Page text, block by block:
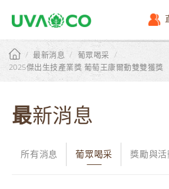
/ 最新消息 / 葡眾喝采 /
2025傑出生技產業獎 葡萄王康爾動雙雙獲獎
最新消息
所有消息 葡眾喝采 獎勵與活